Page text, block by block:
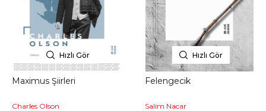
Hızlı Gör
Maximus Şiirleri
Charles Olson
Hızlı Gör
Felengecik
Salim Nacar